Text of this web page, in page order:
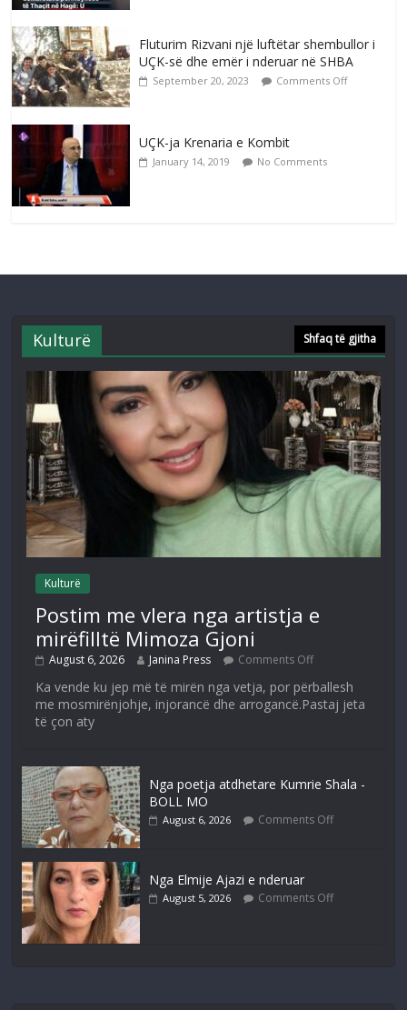
Fluturim Rizvani një luftëtar shembullor i
UÇK-së dhe emër i nderuar në SHBA
September 20, 2023 Comments Off
UÇK-ja Krenaria e Kombit
January 14, 2019 No Comments
Kulturë Shfaq të gjitha
Kulturë
Postim me vlera nga artistja e
mirëfilltë Mimoza Gjoni
August 6, 2026 Janina Press Comments Off
Ka vende ku jep më të mirën nga vetja, por përballesh
me mosmirënjohje, injorancë dhe arrogancë.Pastaj jeta
të çon aty
Nga poetja atdhetare Kumrie Shala -
BOLL MO
August 6, 2026 Comments Off
Nga Elmije Ajazi e nderuar
August 5, 2026 Comments Off